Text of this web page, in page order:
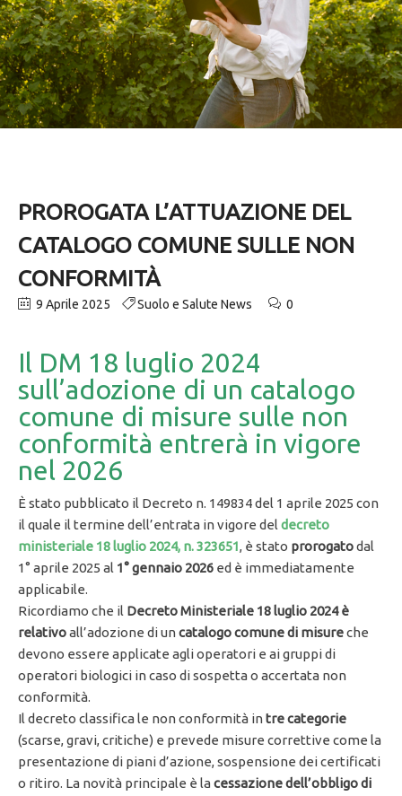
PROROGATA L’ATTUAZIONE DEL
CATALOGO COMUNE SULLE NON
CONFORMITÀ
9 Aprile 2025 Suolo e Salute News 0
Il DM 18 luglio 2024
sull’adozione di un catalogo
comune di misure sulle non
conformità entrerà in vigore
nel 2026
È stato pubblicato il Decreto n. 149834 del 1 aprile 2025 con
il quale il termine dell’entrata in vigore del decreto
ministeriale 18 luglio 2024, n. 323651, è stato prorogatodal
1° aprile 2025 al 1° gennaio 2026 ed è immediatamente
applicabile.
Ricordiamo che il Decreto Ministeriale 18 luglio 2024 è
relativoall’adozione di uncatalogo comune di misureche
devono essere applicate agli operatori e ai gruppi di
operatori biologici in caso di sospetta o accertata non
conformità.
Il decreto classifica le non conformità intre categorie
(scarse, gravi, critiche) e prevede misure correttive come la
presentazione di piani d’azione, sospensione dei certificati
o ritiro. La novità principale è lacessazione dell’obbligo di